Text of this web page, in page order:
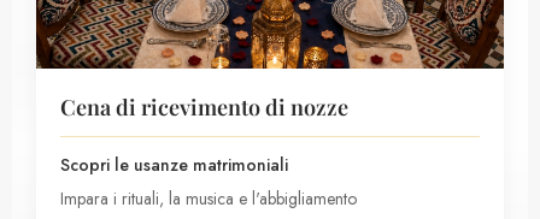
Cena di ricevimento di nozze
Scopri le usanze matrimoniali
Impara i rituali, la musica e l'abbigliamento